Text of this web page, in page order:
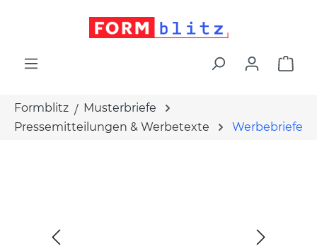
Formblitz
Musterbriefe
Pressemitteilungen & Werbetexte
Werbebriefe